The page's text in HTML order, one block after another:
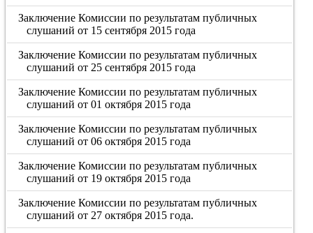
Заключение Комиссии по результатам публичных
слушаний от 15 сентября 2015 года
Заключение Комиссии по результатам публичных
слушаний от 25 сентября 2015 года
Заключение Комиссии по результатам публичных
слушаний от 01 октября 2015 года
Заключение Комиссии по результатам публичных
слушаний от 06 октября 2015 года
Заключение Комиссии по результатам публичных
слушаний от 19 октября 2015 года
Заключение Комиссии по результатам публичных
слушаний от 27 октября 2015 года.